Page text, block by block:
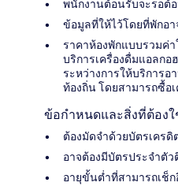
พนักงานต้อนรับจะรอต้
ข้อมูลที่ให้ไว้โดยที่พักอ
ราคาห้องพักแบบรวมค่า
บริการเครื่องดื่มแอลกอ
ระหว่างการให้บริการ
ท้องถิ่น โดยสามารถซื้อ
ข้อกำหนดและสิ่งที่ต้องใ
ต้องมัดจำด้วยบัตรเครดิ
อาจต้องมีบัตรประจำตั
อายุขั้นต่ำที่สามารถเช็ก